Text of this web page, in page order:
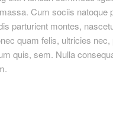
Cum sociis natoque
parturient montes,
quam felis, ultricies nec,
quis, sem. Nulla